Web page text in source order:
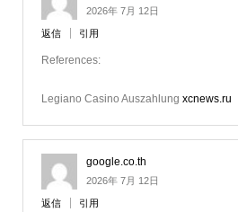
2026年 7月 12日
返信 引用
References:
Legiano Casino Auszahlung xcnews.ru
google.co.th
2026年 7月 12日
返信 引用